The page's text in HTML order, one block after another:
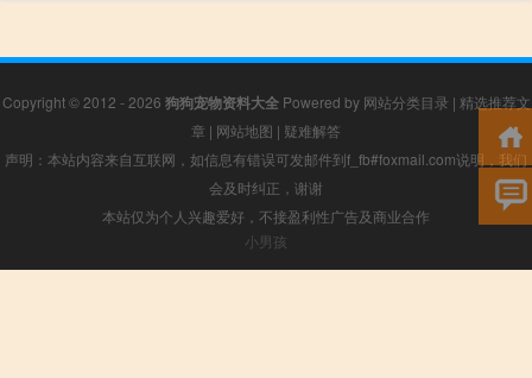
Copyright © 2012 - 2026 狗狗宠物资料大全Powered by 网站分类目录 | 精选推荐文
章 | 网站地图 | 疑难解答
声明：本站内容来自互联网，如信息有错误可发邮件到f_fb#foxmail.com说明，我们
会及时纠正，谢谢
本站仅为个人兴趣爱好，不接盈利性广告及商业合作
小男孩